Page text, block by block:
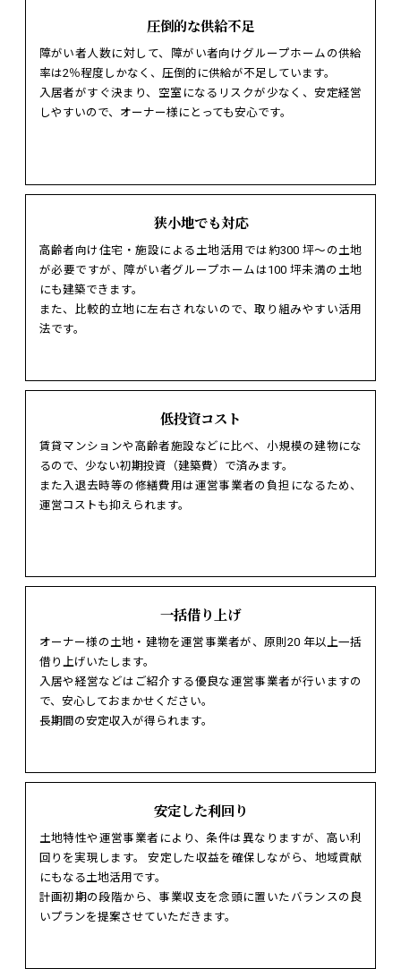
圧倒的な供給不足
障がい者人数に対して、障がい者向けグループホームの供給
率は2％程度しかなく、圧倒的に供給が不足しています。
入居者がすぐ決まり、空室になるリスクが少なく、安定経営
しやすいので、オーナー様にとっても安心です。
狭小地でも対応
高齢者向け住宅・施設による土地活用では約300 坪～の土地
が必要ですが、障がい者グループホームは100 坪未満の土地
にも建築できます。
また、比較的立地に左右されないので、取り組みやすい活用
法です。
低投資コスト
賃貸マンションや高齢者施設などに比べ、小規模の建物にな
るので、少ない初期投資（建築費）で済みます。
また入退去時等の修繕費用は運営事業者の負担になるため、
運営コストも抑えられます。
一括借り上げ
オーナー様の土地・建物を運営事業者が、原則20 年以上一括
借り上げいたします。
入居や経営などはご紹介する優良な運営事業者が行いますの
で、安心しておまかせください。
長期間の安定収入が得られます。
安定した利回り
土地特性や運営事業者により、条件は異なりますが、高い利
回りを実現します。 安定した収益を確保しながら、地域貢献
にもなる土地活用です。
計画初期の段階から、事業収支を念頭に置いたバランスの良
いプランを提案させていただきます。